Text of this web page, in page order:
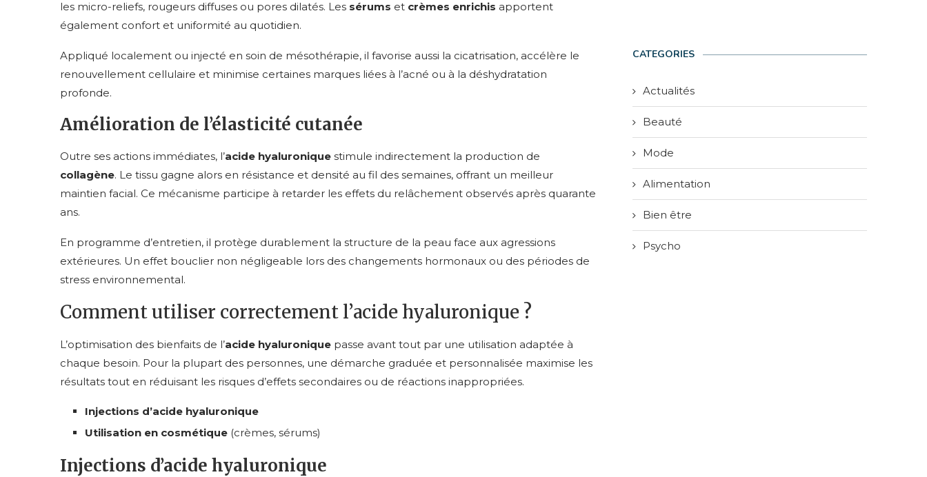
les micro-reliefs, rougeurs diffuses ou pores dilatés. Les sérums et crèmes enrichis apportent
également confort et uniformité au quotidien.
Appliqué localement ou injecté en soin de mésothérapie, il favorise aussi la cicatrisation, accélère le
renouvellement cellulaire et minimise certaines marques liées à l’acné ou à la déshydratation
profonde.
Amélioration de l’élasticité cutanée
Outre ses actions immédiates, l’acide hyaluronique stimule indirectement la production de
collagène. Le tissu gagne alors en résistance et densité au fil des semaines, offrant un meilleur
maintien facial. Ce mécanisme participe à retarder les effets du relâchement observés après quarante
ans.
En programme d’entretien, il protège durablement la structure de la peau face aux agressions
extérieures. Un effet bouclier non négligeable lors des changements hormonaux ou des périodes de
stress environnemental.
Comment utiliser correctement l’acide hyaluronique ?
L’optimisation des bienfaits de l’acide hyaluronique passe avant tout par une utilisation adaptée à
chaque besoin. Pour la plupart des personnes, une démarche graduée et personnalisée maximise les
résultats tout en réduisant les risques d’effets secondaires ou de réactions inappropriées.
Injections d’acide hyaluronique
Utilisation en cosmétique (crèmes, sérums)
Injections d’acide hyaluronique
CATEGORIES
Actualités
Beauté
Mode
Alimentation
Bien être
Psycho